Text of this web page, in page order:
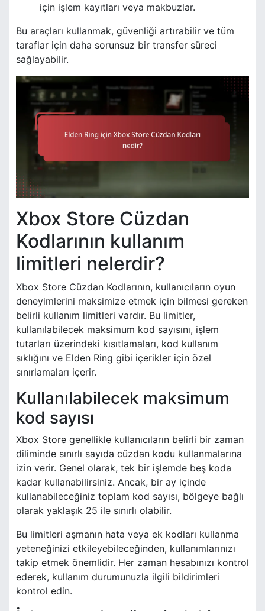
için işlem kayıtları veya makbuzlar.
Bu araçları kullanmak, güvenliği artırabilir ve tüm
taraflar için daha sorunsuz bir transfer süreci
sağlayabilir.
Xbox Store Cüzdan
Kodlarının kullanım
limitleri nelerdir?
Xbox Store Cüzdan Kodlarının, kullanıcıların oyun
deneyimlerini maksimize etmek için bilmesi gereken
belirli kullanım limitleri vardır. Bu limitler,
kullanılabilecek maksimum kod sayısını, işlem
tutarları üzerindeki kısıtlamaları, kod kullanım
sıklığını ve Elden Ring gibi içerikler için özel
sınırlamaları içerir.
Kullanılabilecek maksimum
kod sayısı
Xbox Store genellikle kullanıcıların belirli bir zaman
diliminde sınırlı sayıda cüzdan kodu kullanmalarına
izin verir. Genel olarak, tek bir işlemde beş koda
kadar kullanabilirsiniz. Ancak, bir ay içinde
kullanabileceğiniz toplam kod sayısı, bölgeye bağlı
olarak yaklaşık 25 ile sınırlı olabilir.
Bu limitleri aşmanın hata veya ek kodları kullanma
yeteneğinizi etkileyebileceğinden, kullanımlarınızı
takip etmek önemlidir. Her zaman hesabınızı kontrol
ederek, kullanım durumunuzla ilgili bildirimleri
kontrol edin.